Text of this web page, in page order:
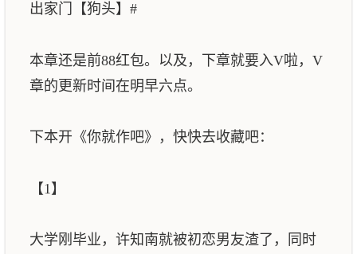
出家门【狗头】#
本章还是前88红包。以及，下章就要入V啦，V
章的更新时间在明早六点。
下本开《你就作吧》，快快去收藏吧：
【1】
大学刚毕业，许知南就被初恋男友渣了，同时